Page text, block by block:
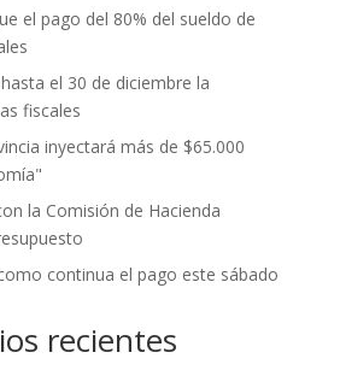
el pago del 80% del sueldo de
el 30 de diciembre la
fiscales
inyectará más de $65.000
la Comisión de Hacienda
continua el pago este sábado
recientes